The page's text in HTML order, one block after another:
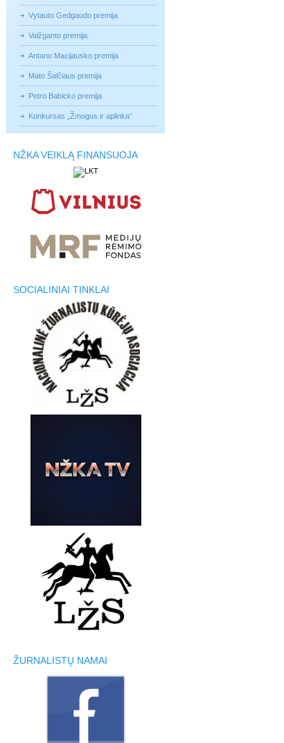
Vytauto Gedgaudo premija
Vaižganto premija
Antano Macijausko premija
Mato Šalčiaus premija
Petro Babicko premija
Konkursas „Žmogus ir aplinka“
NŽKA VEIKLĄ FINANSUOJA
SOCIALINIAI TINKLAI
ŽURNALISTŲ NAMAI